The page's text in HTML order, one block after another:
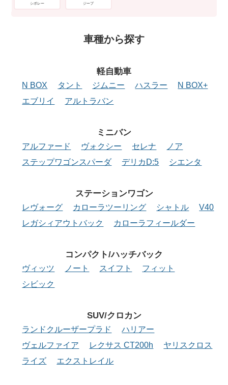
シボレー ジープ
車種から探す
軽自動車
N BOX タント ジムニー ハスラー
N BOX+
エブリイ
アルトラバン
ミニバン
アルファード ヴォクシー セレナ
ノア
ステップワゴンスパーダ
デリカD:5 シエンタ
ステーションワゴン
レヴォーグ カローラツーリング シャトル
V40
レガシィアウトバック
カローラフィールダー
コンパクト/ハッチバック
ヴィッツ ノート スイフト
フィット
シビック
SUV/クロカン
ランドクルーザープラド
ハリアー
ヴェルファイア
レクサス CT200h
ヤリスクロス
ライズ
エクストレイル